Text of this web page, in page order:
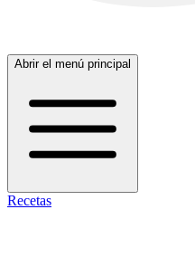
Abrir el menú principal
Recetas